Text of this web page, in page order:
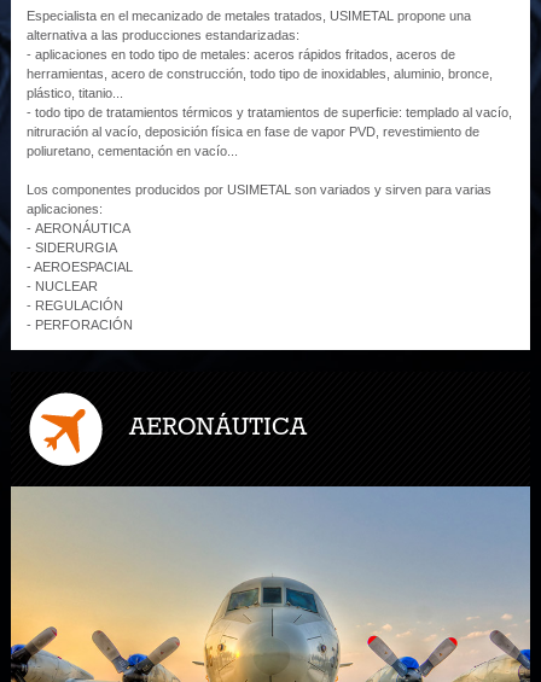
Especialista en el mecanizado de metales tratados, USIMETAL propone una
alternativa a las producciones estandarizadas:
- aplicaciones en todo tipo de metales: aceros rápidos fritados, aceros de
herramientas, acero de construcción, todo tipo de inoxidables, aluminio, bronce,
plástico, titanio...
- todo tipo de tratamientos térmicos y tratamientos de superficie: templado al vacío,
nitruración al vacío, deposición física en fase de vapor PVD, revestimiento de
poliuretano, cementación en vacío...
Los componentes producidos por USIMETAL son variados y sirven para varias
aplicaciones:
- AERONÁUTICA
- SIDERURGIA
- AEROESPACIAL
- NUCLEAR
- REGULACIÓN
- PERFORACIÓN
AERONÁUTICA